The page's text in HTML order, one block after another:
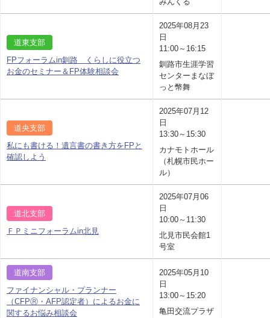
道東支部
FPフォーラムin釧路 くらしに役立つ
お金のセミナー＆FP体験相談会
2025年08月23
日
11:00～16:15
釧路市生涯学習
センターまなぼ
っと幣舞
道央支部
私にも書ける！遺言書の書き方をFPと
確認しよう
2025年07月12
日
13:30～15:30
カナモトホール
（札幌市民ホー
ル）
道北支部
ＦＰミニフォーラムin北見
2025年07月06
日
10:00～11:30
北見市民会館1
号室
道南支部
ファイナンシャル・プランナー
（CFPⓇ・AFP認定者）によるお金に
関するお悩み相談会
2025年05月10
日
13:00～15:20
亀田交流プラザ